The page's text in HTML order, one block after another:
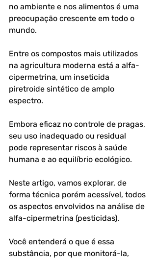
no ambiente e nos alimentos é uma
preocupação crescente em todo o
mundo.
Entre os compostos mais utilizados
na agricultura moderna está a alfa-
cipermetrina, um inseticida
piretroide sintético de amplo
espectro.
Embora eficaz no controle de pragas,
seu uso inadequado ou residual
pode representar riscos à saúde
humana e ao equilíbrio ecológico.
Neste artigo, vamos explorar, de
forma técnica porém acessível, todos
os aspectos envolvidos na análise de
alfa-cipermetrina (pesticidas).
Você entenderá o que é essa
substância, por que monitorá-la,